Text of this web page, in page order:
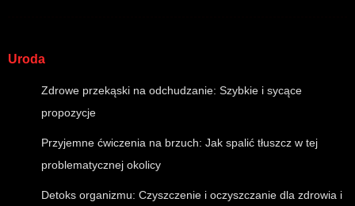
Uroda
Zdrowe przekąski na odchudzanie: Szybkie i sycące
propozycje
Przyjemne ćwiczenia na brzuch: Jak spalić tłuszcz w tej
problematycznej okolicy
Detoks organizmu: Czyszczenie i oczyszczanie dla zdrowia i